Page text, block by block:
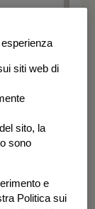
High
siti web di
sito, la
sono
e
Politica sui